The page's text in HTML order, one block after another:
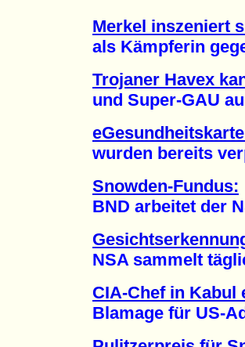
Merkel inszeniert
als Kämpferin
Trojaner Havex
und Super-GAU
wurden bereits
Snowden-Fundus:
BND arbeitet der
NSA sammelt
CIA-Chef in Kabul
Blamage für US-